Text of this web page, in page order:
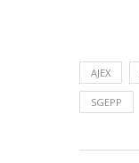
AJEX
SGEPP